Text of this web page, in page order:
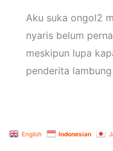
Aku suka ongol2
nyaris belum
meskipun lupa
penderita
English Indonesian